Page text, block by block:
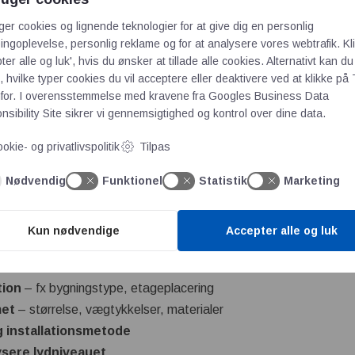
i
at et projekt overholder kravene til støjreduktion.
der ønskes lyddæmpede afløbssystemer, fx med Wavin
(størrelse, type, placering)
montering
støjniveaui dB(A)
krav
(f.eks. BR18 eller VDI 4100)
– fx bygningstype, etageplacering
– størrelse, vægtykkelser, materialer
installationsmetode
cookies og lignende teknologier for at give dig en personlig
personlig reklame og for at analysere vores webtrafik.
alle og luk', hvis du ønsker at tillade alle cookies. Alternativt kan du
hvilke typer cookies du vil acceptere eller deaktivere ved at klikke på
I overensstemmelse med kravene fra Googles Business Data
Site sikrer vi gennemsigtighed og kontrol over dine data.
og privatlivspolitik Tilpas
Nødvendig Funktionel Statistik Marketing
Kun nødvendige Accepter alle og luk